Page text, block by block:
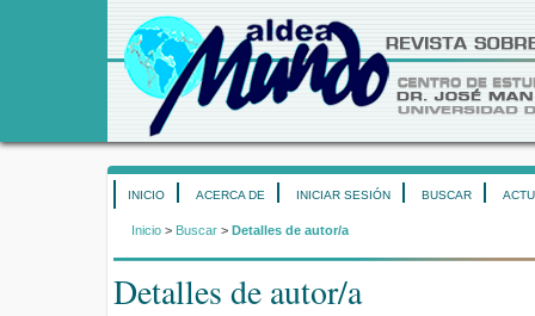
INICIO ACERCA DE INICIAR SESIÓN BUSCAR
Inicio > Buscar > Detalles de autor/a
Detalles de autor/a